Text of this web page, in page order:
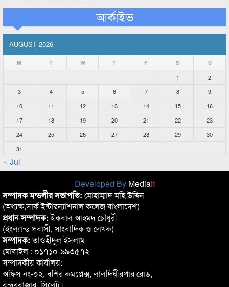
আর্কাইভ
AUGUST 2026
M T W T F S S
1
2
3
4 5 6 7 8
9
10
11 12 13 14 15
16
17
18 19 20 21 22
23
24
25 26 27 28 29
30
31
« Jul
Developed By Mediait
সম্পাদক মন্ডলীর সভাপতি: মোহাম্মাদ মহি উদ্দিন
(অধ্যক্ষ,সার্ক ইন্টারন্যাশনাল কলেজ বাংলাদেশ)
প্রধান সম্পাদক:ইকবাল আহমদ চৌধুরী
(ইংল্যান্ড প্রবাসী, সাংবাদিক ও লেখক)
সম্পাদক:তাওহীদুল ইসলাম
মোবাইল : ০১৭১০-৯৯৩৫৭২
সম্পাদকীয় কার্যালয়:
অফিস নং-০২, বশির কমপ্লেক্স, লালদিঘীরপার রোড,